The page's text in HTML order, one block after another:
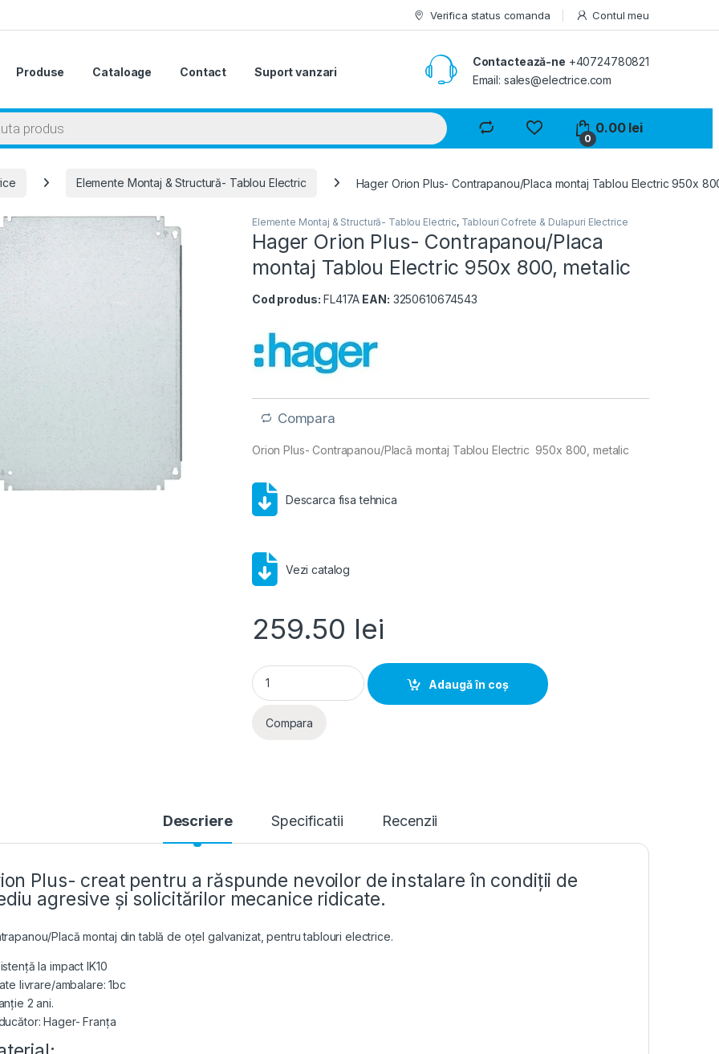
Verifica status comanda Contul meu
Produse Cataloage Contact Suport vanzari
Contactează-ne +40724780821
Email: sales@electrice.com
0
0.00 lei
Elemente Montaj & Structură- Tablou Electric Hager Orion Plus- Contrapanou/Placa montaj Tablou Electric 950x
Elemente Montaj & Structură- Tablou Electric, Tablouri Cofrete & Dulapuri Electrice
Hager Orion Plus- Contrapanou/Placa
montaj Tablou Electric 950x 800, metalic
Cod produs: FL417A EAN: 3250610674543
Compara
Orion Plus- Contrapanou/Placă montaj Tablou Electric 950x 800, metalic
Descarca fisa tehnica
Vezi catalog
259.50 lei
Hager Orion Plus- Contrapanou/Placa montaj Tablou Electric 950x 800, metalic
Adaugă în coș
Compara
Descriere Specificatii Recenzii
Plus- creat pentru a răspunde nevoilor de instalare în condiții de
agresive și solicitărilor mecanice ridicate.
Placă montaj din tablă de oțel galvanizat, pentru tablouri electrice.
la impact IK10
livrare/ambalare: 1bc
2 ani.
Hager- Franța